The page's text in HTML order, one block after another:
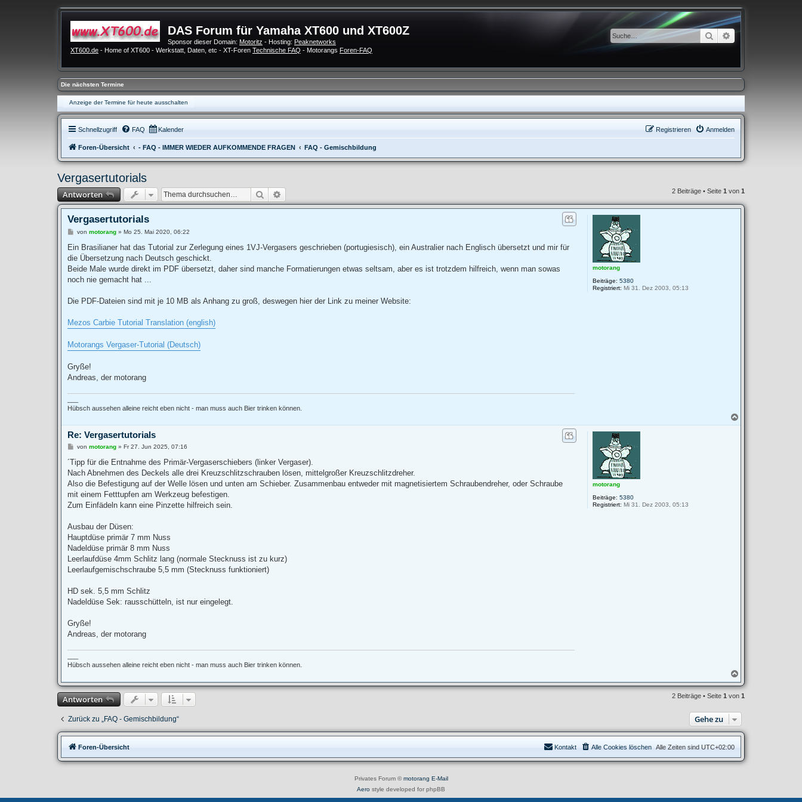
DAS Forum für Yamaha XT600 und XT600Z
Sponsor dieser Domain: Motoritz - Hosting: Peaknetworks
XT600.de - Home of XT600 - Werkstatt, Daten, etc - XT-Foren Technische FAQ - Motorangs Foren-FAQ
Suche Erweiterte Suche
Die nächsten Termine
Anzeige der Termine für heute ausschalten
Schnellzugriff FAQ Kalender Anmelden
Registrieren
Foren-Übersicht - FAQ - IMMER WIEDER AUFKOMMENDE FRAGEN FAQ - Gemischbildung
Vergasertutorials
Antworten Suche 2 Beiträge • Seite 1 von 1
motorang
Beiträge: 5380
Registriert: Mi 31. Dez 2003, 05:13
Vergasertutorials
B
i
r
a
von motorang» Mo 25. Mai 2020, 06:22
Ein Brasilianer hat das Tutorial zur Zerlegung eines 1VJ-Vergasers geschrieben (portugiesisch), ein Australier nach Englisch übersetzt und mir für
die Übersetzung nach Deutsch geschickt.
Beide Male wurde direkt im PDF übersetzt, daher sind manche Formatierungen etwas seltsam, aber es ist trotzdem hilfreich, wenn man sowas
noch nie gemacht hat ...
Die PDF-Dateien sind mit je 10 MB als Anhang zu groß, deswegen hier der Link zu meiner Website:
Mezos Carbie Tutorial Translation (english)
Motorangs Vergaser-Tutorial (Deutsch)
Gryße!
Andreas, der motorang
Hübsch aussehen alleine reicht eben nicht - man muss auch Bier trinken können.
a
motorang
Beiträge: 5380
Registriert: Mi 31. Dez 2003, 05:13
Re: Vergasertutorials
B
i
r
a
von motorang» Fr 27. Jun 2025, 07:16
´Tipp für die Entnahme des Primär-Vergaserschiebers (linker Vergaser).
Nach Abnehmen des Deckels alle drei Kreuzschlitzschrauben lösen, mittelgroßer Kreuzschlitzdreher.
Also die Befestigung auf der Welle lösen und unten am Schieber. Zusammenbau entweder mit magnetisiertem Schraubendreher, oder Schraube
mit einem Fetttupfen am Werkzeug befestigen.
Zum Einfädeln kann eine Pinzette hilfreich sein.
Ausbau der Düsen:
Hauptdüse primär 7 mm Nuss
Nadeldüse primär 8 mm Nuss
Leerlaufdüse 4mm Schlitz lang (normale Stecknuss ist zu kurz)
Leerlaufgemischschraube 5,5 mm (Stecknuss funktioniert)
HD sek. 5,5 mm Schlitz
Nadeldüse Sek: rausschütteln, ist nur eingelegt.
Gryße!
Andreas, der motorang
Hübsch aussehen alleine reicht eben nicht - man muss auch Bier trinken können.
a
c
h
b
e
n
Antworten 2 Beiträge • Seite 1 von 1
Zurück zu „FAQ - Gemischbildung“ Gehe zu
Foren-Übersicht Alle Zeiten sind UTC+02:00
Alle Cookies löschen
Kontakt
Privates Forum ©motorang E-Mail
Aero style developed for phpBB